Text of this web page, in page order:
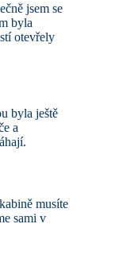
jsem se
byla
otevřely
byla ještě
a
musíte
sami v